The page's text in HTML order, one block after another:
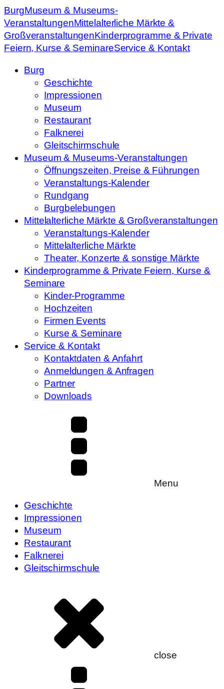
BurgMuseum & Museums-
VeranstaltungenMittelalterliche Märkte &
GroßveranstaltungenKinderprogramme & Private
Feiern, Kurse & SeminareService & Kontakt
Burg
Geschichte
Impressionen
Museum
Restaurant
Falknerei
Gleitschirmschule
Museum & Museums-Veranstaltungen
Öffnungszeiten, Preise & Führungen
Veranstaltungs-Kalender
Rundgang
Burgbelebungen
Mittelalterliche Märkte & Großveranstaltungen
Veranstaltungs-Kalender
Mittelalterliche Märkte
Theater, Konzerte & sonstige Märkte
Kinderprogramme & Private Feiern, Kurse &
Seminare
Kinder-Programme
Hochzeiten
Firmen Events
Kurse & Seminare
Service & Kontakt
Kontaktdaten & Anfahrt
Anmeldungen & Anfragen
Partner
Downloads
Menu
Geschichte
Impressionen
Museum
Restaurant
Falknerei
Gleitschirmschule
close